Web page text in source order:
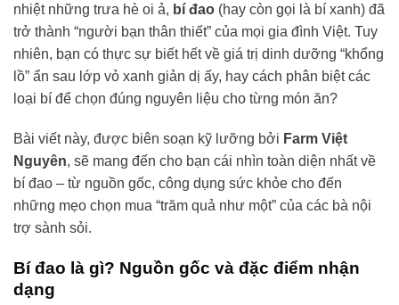
nhiệt những trưa hè oi ả, bí đao (hay còn gọi là bí xanh) đã
trở thành “người bạn thân thiết” của mọi gia đình Việt. Tuy
nhiên, bạn có thực sự biết hết về giá trị dinh dưỡng “khổng
lồ” ẩn sau lớp vỏ xanh giản dị ấy, hay cách phân biệt các
loại bí để chọn đúng nguyên liệu cho từng món ăn?
Bài viết này, được biên soạn kỹ lưỡng bởi Farm Việt
Nguyên, sẽ mang đến cho bạn cái nhìn toàn diện nhất về
bí đao – từ nguồn gốc, công dụng sức khỏe cho đến
những mẹo chọn mua “trăm quả như một” của các bà nội
trợ sành sỏi.
Bí đao là gì? Nguồn gốc và đặc điểm nhận
dạng